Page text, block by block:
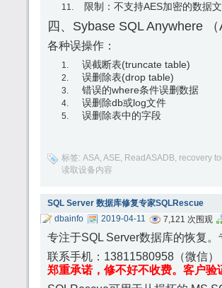
限制：不支持AES加密的数据
四、Sybase SQL Anywhere
各种误操作：
误截断表(truncate table)
误删除表(drop table)
错误的where条件误删数据
误删除db或log文件
误删除表中的字段
标签: ASA, ASE, ReadASADB, recovery
读取设备内容
SQL Server 数据库修复专家SQLRescue
dbainfo
2019-04-11 7,121 次围观
专注于SQL Server数据库的恢复
联系手机： 13811580958（微信）
郑重承诺，修不好不收费。客户验